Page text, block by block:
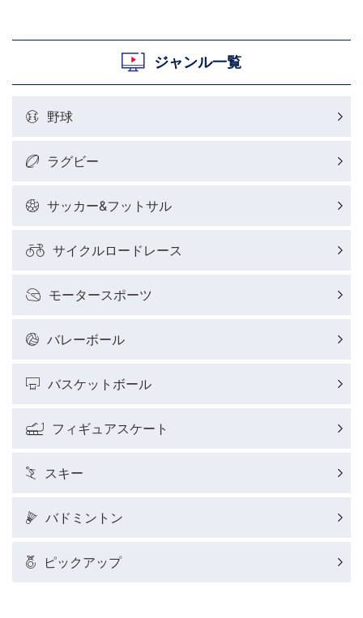
ジャンル一覧
野球
ラグビー
サッカー&フットサル
サイクルロードレース
モータースポーツ
バレーボール
バスケットボール
フィギュアスケート
スキー
バドミントン
ピックアップ